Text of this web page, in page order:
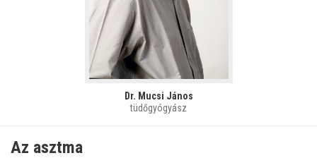
Dr. Mucsi János
tüdőgyógyász
Az asztma